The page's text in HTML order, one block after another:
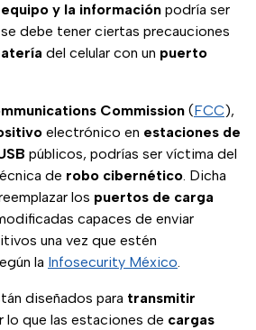
y la información podría ser
debe tener ciertas precauciones
del celular con un puerto
Commission (FCC),
electrónico en estaciones de
públicos, podrías ser víctima del
de robo cibernético. Dicha
los puertos de carga
capaces de enviar
una vez que estén
la Infosecurity México.
diseñados para transmitir
lo que las estaciones de cargas